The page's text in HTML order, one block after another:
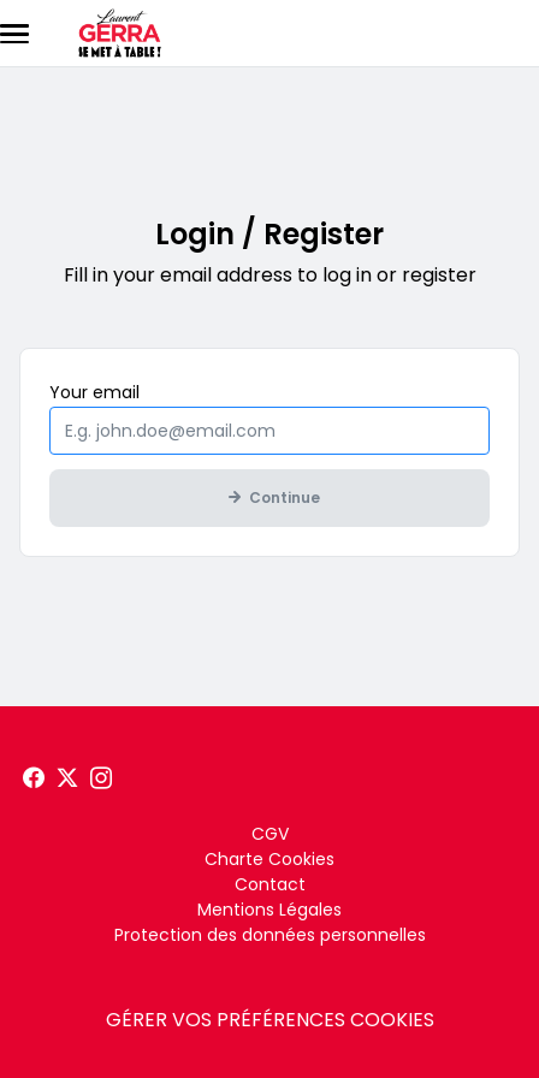
Skip to main content
Login / Register
Fill in your email address to log in or register
Your email
Continue
CGV
Charte Cookies
Contact
Mentions Légales
Protection des données personnelles
GÉRER VOS PRÉFÉRENCES COOKIES